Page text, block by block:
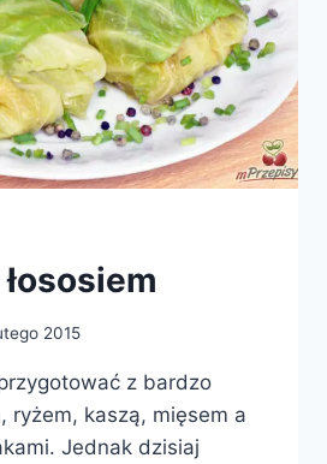
2015
z bardzo
ryżem, kaszą, mięsem a
Jednak dzisiaj